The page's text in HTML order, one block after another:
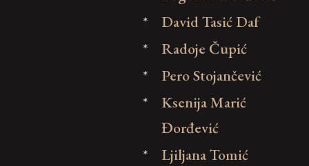
*
David Tasić Daf
*
Radoje Čupić
*
Pero Stojančević
*
Ksenija Marić
Đorđević
*
Ljiljana Tomić